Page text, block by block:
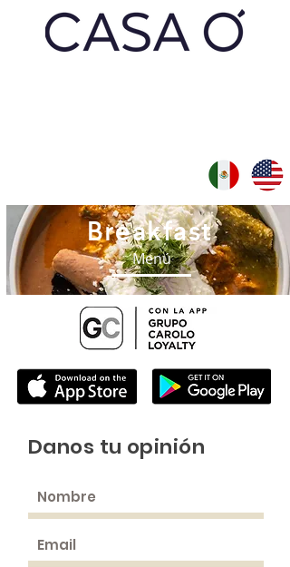
Breakfast
Menú
Danos tu opinión